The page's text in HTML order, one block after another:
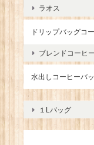
ラオス
ドリップバッグコ
ブレンドコーヒー
水出しコーヒーバ
１Lバッグ